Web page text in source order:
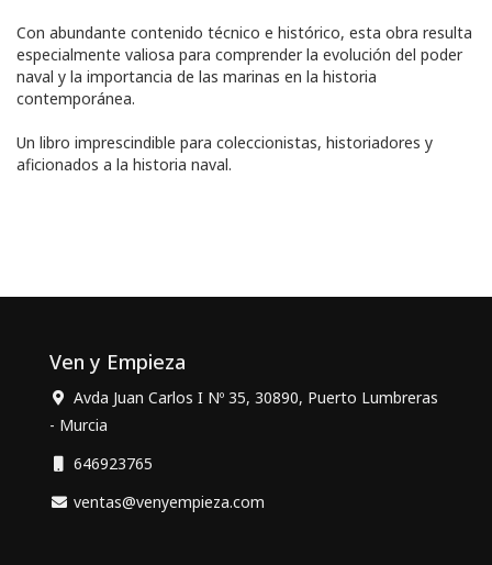
Con abundante contenido técnico e histórico, esta obra resulta
especialmente valiosa para comprender la evolución del poder
naval y la importancia de las marinas en la historia
contemporánea.
Un libro imprescindible para coleccionistas, historiadores y
aficionados a la historia naval.
Ven y Empieza
Avda Juan Carlos I Nº 35, 30890, Puerto Lumbreras
- Murcia
646923765
ventas@venyempieza.com